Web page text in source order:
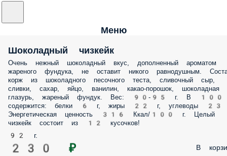
Меню
Шоколадный чизкейк
Очень нежный шоколадный вкус, дополненный ароматом
жареного фундука, не оставит никого равнодушным.
корж из шоколадного песочного теста, сливочный сыр,
сливки, сахар, яйцо, ванилин, какао-порошок, шоколадная
глазурь, жареный фундук. Вес: 90-95 г. В 100
содержится: белки 6 г, жиры 22 г, углеводы 23
Энергетическая ценность 316 Ккал/100 г. Целый
чизкейк состоит из 12 кусочков!
92 г.
230 ₽ В